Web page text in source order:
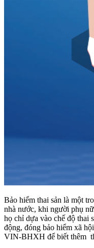
Bảo hiểm thai sản là một
nhà nước, khi người phụ
họ chỉ dựa vào chế độ thai
động, đóng bảo hiểm xã
VIN-BHXH để biết thêm